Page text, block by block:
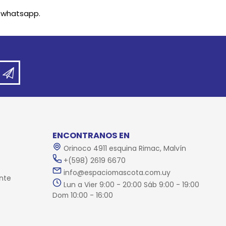
ENCONTRANOS EN
Orinoco 4911 esquina Rimac, Malvín
+(598) 2619 6670
info@espaciomascota.com.uy
Lun a Vier 9:00 - 20:00 Sáb 9:00 - 19:00
Dom 10:00 - 16:00